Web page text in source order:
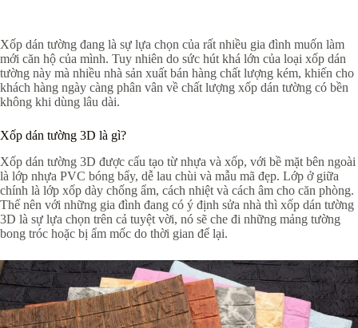
Xốp dán tường đang là sự lựa chọn của rất nhiều gia đình muốn làm
mới căn hộ của mình. Tuy nhiên do sức hút khá lớn của loại xốp dán
tường này mà nhiều nhà sản xuất bán hàng chất lượng kém, khiến cho
khách hàng ngày càng phân vân về chất lượng xốp dán tường có bền
không khi dùng lâu dài.
Xốp dán tường 3D là gì?
Xốp dán tường 3D được cấu tạo từ nhựa và xốp, với bề mặt bên ngoài
là lớp nhựa PVC bóng bẩy, dễ lau chùi và mẫu mã đẹp. Lớp ở giữa
chính là lớp xốp dày chống ẩm, cách nhiệt và cách âm cho căn phòng.
Thế nên với những gia đình đang có ý định sửa nhà thì xốp dán tường
3D là sự lựa chọn trên cả tuyệt vời, nó sẽ che đi những mảng tường
bong tróc hoặc bị ẩm mốc do thời gian để lại.